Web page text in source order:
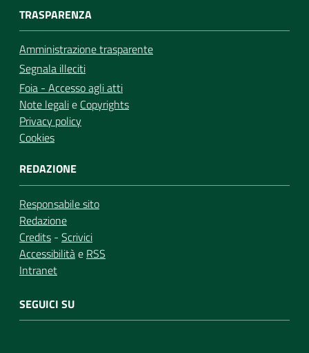
TRASPARENZA
Amministrazione trasparente
Segnala illeciti
Foia - Accesso agli atti
Note legalie Copyrights
Privacy policy
Cookies
REDAZIONE
Responsabile sito
Redazione
Credits - Scrivici
Accessibilitàe RSS
Intranet
SEGUICI SU